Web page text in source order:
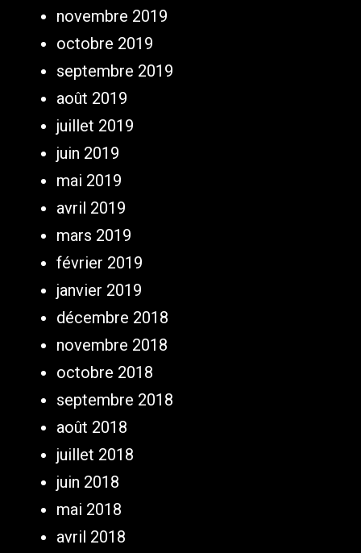
novembre 2019
octobre 2019
septembre 2019
août 2019
juillet 2019
juin 2019
mai 2019
avril 2019
mars 2019
février 2019
janvier 2019
décembre 2018
novembre 2018
octobre 2018
septembre 2018
août 2018
juillet 2018
juin 2018
mai 2018
avril 2018